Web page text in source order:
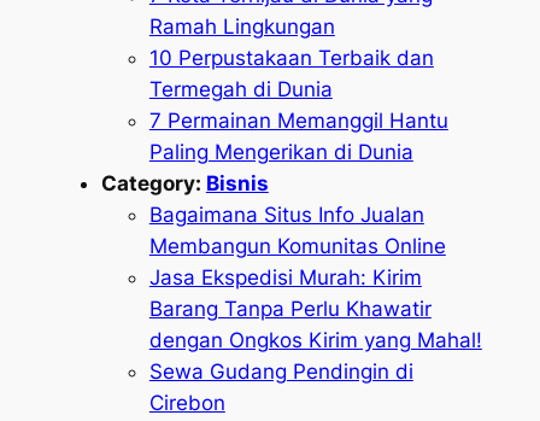
Ramah Lingkungan
10 Perpustakaan Terbaik dan
Termegah di Dunia
7 Permainan Memanggil Hantu
Paling Mengerikan di Dunia
Category: Bisnis
Bagaimana Situs Info Jualan
Membangun Komunitas Online
Jasa Ekspedisi Murah: Kirim
Barang Tanpa Perlu Khawatir
dengan Ongkos Kirim yang Mahal!
Sewa Gudang Pendingin di
Cirebon